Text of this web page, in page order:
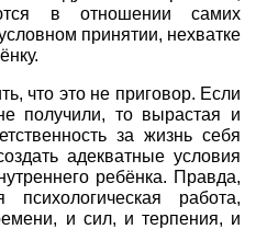
в отношении самих
принятии, нехватке
что это не приговор. Если
получили, то вырастая и
за жизнь себя
адекватные условия
ребёнка. Правда,
работа,
и сил, и терпения, и